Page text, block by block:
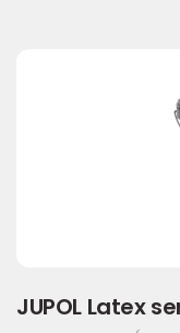
JUPOL Latex